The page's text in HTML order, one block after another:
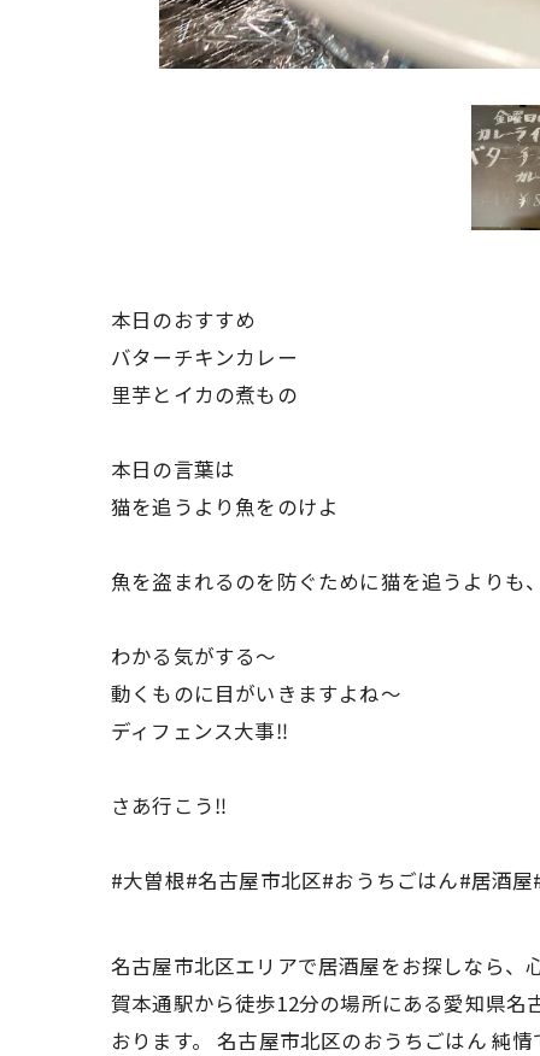
本日のおすすめ
バターチキンカレー
里芋とイカの煮もの
本日の言葉は
猫を追うより魚をのけよ
魚を盗まれるのを防ぐために猫を追うよりも
わかる気がする〜
動くものに目がいきますよね〜
ディフェンス大事‼️
さあ行こう‼️
#大曽根#名古屋市北区#おうちごはん#居酒
名古屋市北区エリアで居酒屋をお探しなら、
賀本通駅から徒歩12分の場所にある愛知県
おります。 名古屋市北区のおうちごはん 純